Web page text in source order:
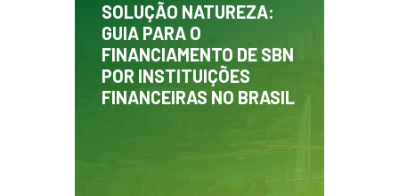
SOLUÇÃO NATUREZA:
GUIA PARA O
FINANCIAMENTO DE SBN
POR INSTITUIÇÕES
FINANCEIRAS NO BRASIL